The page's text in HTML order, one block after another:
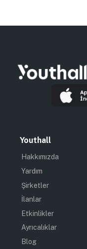
Youthall
Hakkımızda
Yardım
Şirketler
İlanlar
Etkinlikler
Ayrıcalıklar
Blog